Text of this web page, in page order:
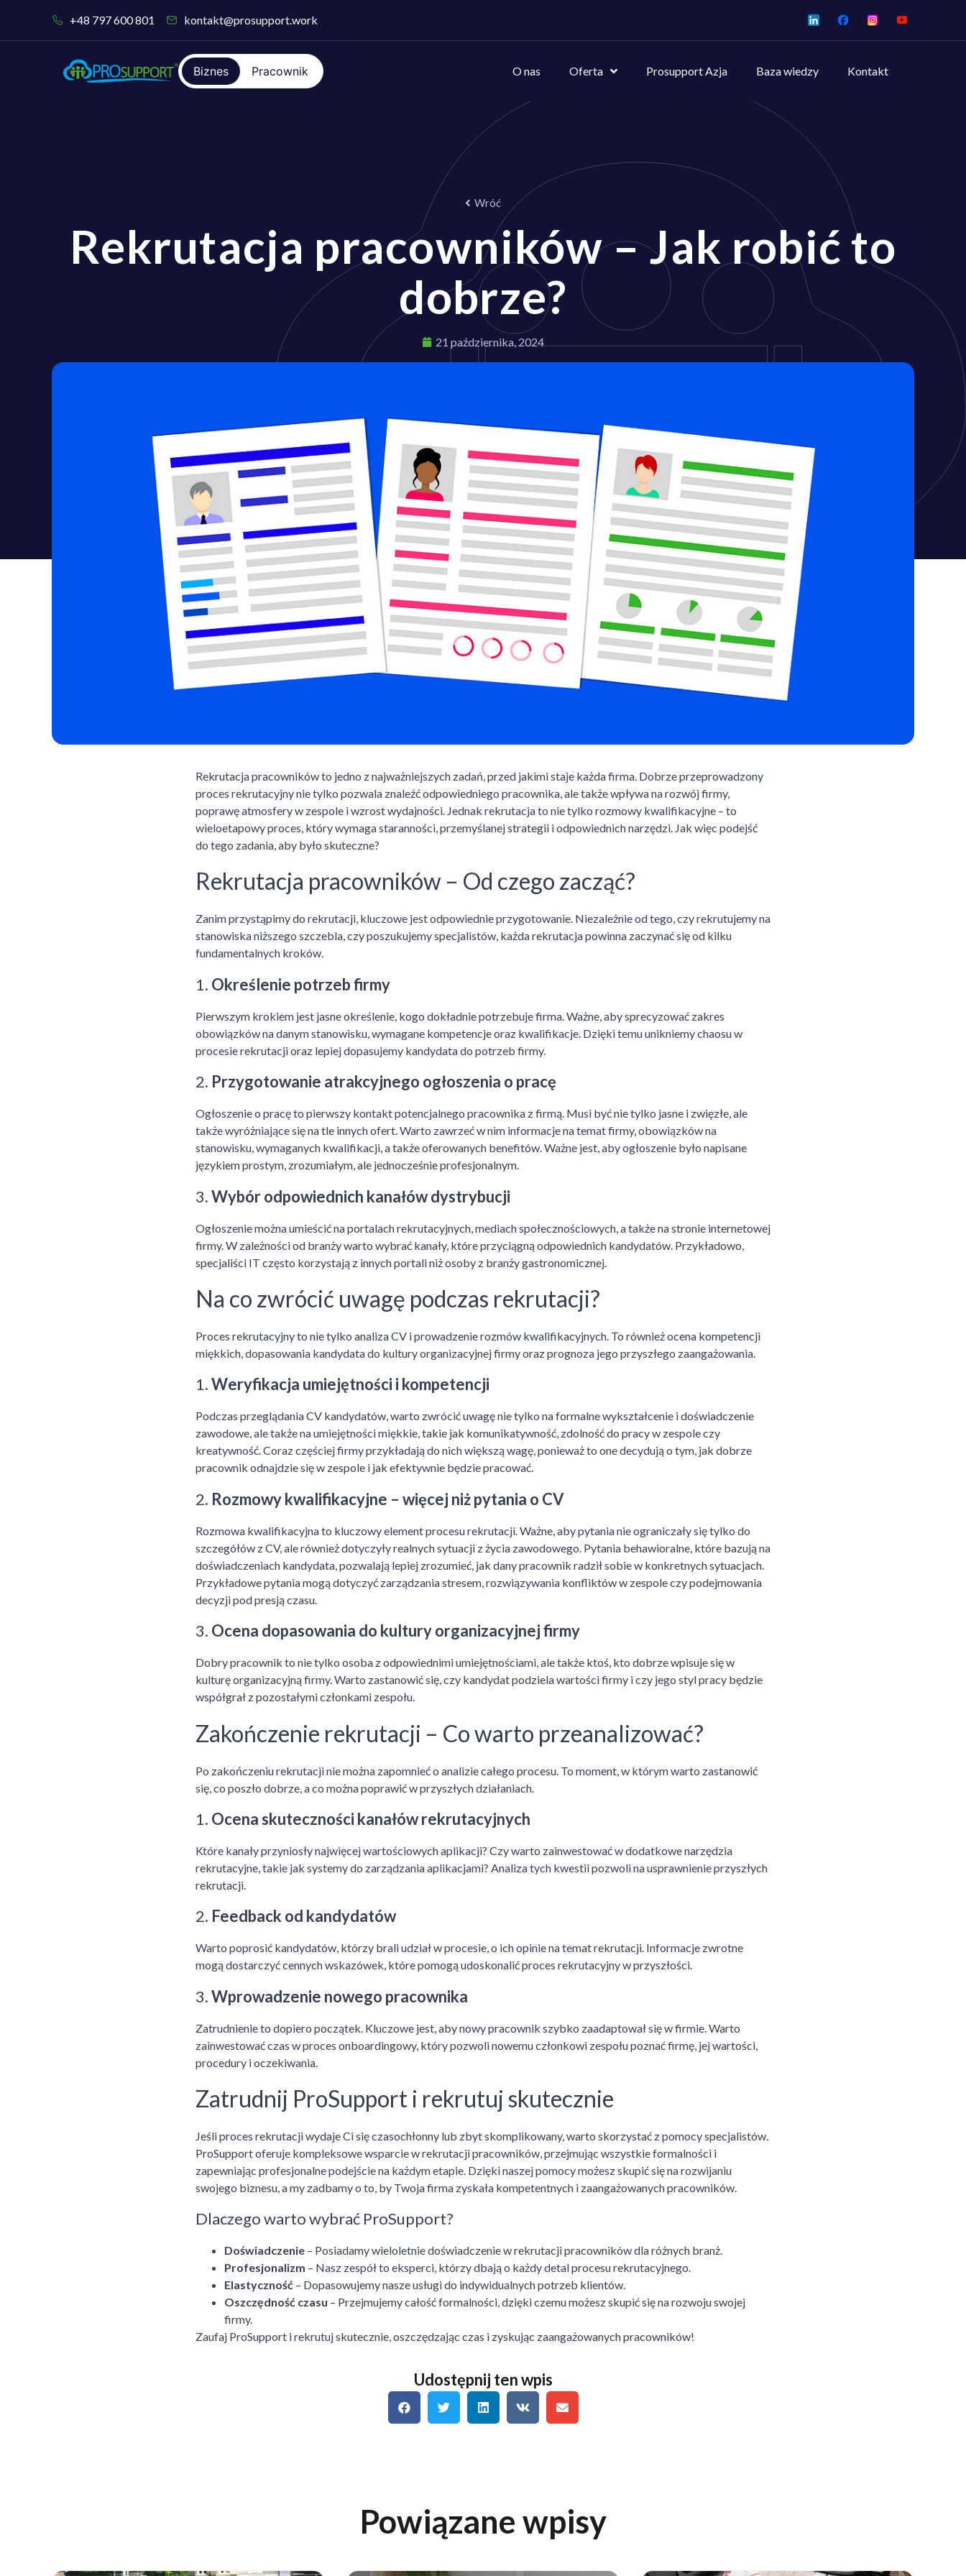
+48 797 600 801 kontakt@prosupport.work
Biznes Pracownik O nas Oferta Prosupport Azja Baza wiedzy Kontakt
Wróć
Rekrutacja pracowników – Jak robić to
dobrze?
21 października, 2024
Rekrutacja pracowników to jedno z najważniejszych zadań, przed jakimi staje każda firma. Dobrze przeprowadzony
proces rekrutacyjny nie tylko pozwala znaleźć odpowiedniego pracownika, ale także wpływa na rozwój firmy,
poprawę atmosfery w zespole i wzrost wydajności. Jednak rekrutacja to nie tylko rozmowy kwalifikacyjne – to
wieloetapowy proces, który wymaga staranności, przemyślanej strategii i odpowiednich narzędzi. Jak więc podejść
do tego zadania, aby było skuteczne?
Rekrutacja pracowników – Od czego zacząć?
Zanim przystąpimy do rekrutacji, kluczowe jest odpowiednie przygotowanie. Niezależnie od tego, czy rekrutujemy na
stanowiska niższego szczebla, czy poszukujemy specjalistów, każda rekrutacja powinna zaczynać się od kilku
fundamentalnych kroków.
1. Określenie potrzeb firmy
Pierwszym krokiem jest jasne określenie, kogo dokładnie potrzebuje firma. Ważne, aby sprecyzować zakres
obowiązków na danym stanowisku, wymagane kompetencje oraz kwalifikacje. Dzięki temu unikniemy chaosu w
procesie rekrutacji oraz lepiej dopasujemy kandydata do potrzeb firmy.
2. Przygotowanie atrakcyjnego ogłoszenia o pracę
Ogłoszenie o pracę to pierwszy kontakt potencjalnego pracownika z firmą. Musi być nie tylko jasne i zwięzłe, ale
także wyróżniające się na tle innych ofert. Warto zawrzeć w nim informacje na temat firmy, obowiązków na
stanowisku, wymaganych kwalifikacji, a także oferowanych benefitów. Ważne jest, aby ogłoszenie było napisane
językiem prostym, zrozumiałym, ale jednocześnie profesjonalnym.
3.Wybór odpowiednich kanałów dystrybucji
Ogłoszenie można umieścić na portalach rekrutacyjnych, mediach społecznościowych, a także na stronie internetowej
firmy. W zależności od branży warto wybrać kanały, które przyciągną odpowiednich kandydatów. Przykładowo,
specjaliści IT często korzystają z innych portali niż osoby z branży gastronomicznej.
Na co zwrócić uwagę podczas rekrutacji?
Proces rekrutacyjny to nie tylko analiza CV i prowadzenie rozmów kwalifikacyjnych. To również ocena kompetencji
miękkich, dopasowania kandydata do kultury organizacyjnej firmy oraz prognoza jego przyszłego zaangażowania.
1.Weryfikacja umiejętności i kompetencji
Podczas przeglądania CV kandydatów, warto zwrócić uwagę nie tylko na formalne wykształcenie i doświadczenie
zawodowe, ale także na umiejętności miękkie, takie jak komunikatywność, zdolność do pracy w zespole czy
kreatywność. Coraz częściej firmy przykładają do nich większą wagę, ponieważ to one decydują o tym, jak dobrze
pracownik odnajdzie się w zespole i jak efektywnie będzie pracować.
2. Rozmowy kwalifikacyjne – więcej niż pytania o CV
Rozmowa kwalifikacyjna to kluczowy element procesu rekrutacji. Ważne, aby pytania nie ograniczały się tylko do
szczegółów z CV, ale również dotyczyły realnych sytuacji z życia zawodowego. Pytania behawioralne, które bazują na
doświadczeniach kandydata, pozwalają lepiej zrozumieć, jak dany pracownik radził sobie w konkretnych sytuacjach.
Przykładowe pytania mogą dotyczyć zarządzania stresem, rozwiązywania konfliktów w zespole czy podejmowania
decyzji pod presją czasu.
3. Ocena dopasowania do kultury organizacyjnej firmy
Dobry pracownik to nie tylko osoba z odpowiednimi umiejętnościami, ale także ktoś, kto dobrze wpisuje się w
kulturę organizacyjną firmy. Warto zastanowić się, czy kandydat podziela wartości firmy i czy jego styl pracy będzie
współgrał z pozostałymi członkami zespołu.
Zakończenie rekrutacji – Co warto przeanalizować?
Po zakończeniu rekrutacji nie można zapomnieć o analizie całego procesu. To moment, w którym warto zastanowić
się, co poszło dobrze, a co można poprawić w przyszłych działaniach.
1. Ocena skuteczności kanałów rekrutacyjnych
Które kanały przyniosły najwięcej wartościowych aplikacji? Czy warto zainwestować w dodatkowe narzędzia
rekrutacyjne, takie jak systemy do zarządzania aplikacjami? Analiza tych kwestii pozwoli na usprawnienie przyszłych
rekrutacji.
2. Feedback od kandydatów
Warto poprosić kandydatów, którzy brali udział w procesie, o ich opinie na temat rekrutacji. Informacje zwrotne
mogą dostarczyć cennych wskazówek, które pomogą udoskonalić proces rekrutacyjny w przyszłości.
3.Wprowadzenie nowego pracownika
Zatrudnienie to dopiero początek. Kluczowe jest, aby nowy pracownik szybko zaadaptował się w firmie. Warto
zainwestować czas w proces onboardingowy, który pozwoli nowemu członkowi zespołu poznać firmę, jej wartości,
procedury i oczekiwania.
Zatrudnij ProSupport i rekrutuj skutecznie
Jeśli proces rekrutacji wydaje Ci się czasochłonny lub zbyt skomplikowany, warto skorzystać z pomocy specjalistów.
ProSupport oferuje kompleksowe wsparcie w rekrutacji pracowników, przejmując wszystkie formalności i
zapewniając profesjonalne podejście na każdym etapie. Dzięki naszej pomocy możesz skupić się na rozwijaniu
swojego biznesu, a my zadbamy o to, by Twoja firma zyskała kompetentnych i zaangażowanych pracowników.
Dlaczego warto wybrać ProSupport?
Doświadczenie – Posiadamy wieloletnie doświadczenie w rekrutacji pracowników dla różnych branż.
Profesjonalizm – Nasz zespół to eksperci, którzy dbają o każdy detal procesu rekrutacyjnego.
Elastyczność – Dopasowujemy nasze usługi do indywidualnych potrzeb klientów.
Oszczędność czasu – Przejmujemy całość formalności, dzięki czemu możesz skupić się na rozwoju swojej
firmy.
Zaufaj ProSupport i rekrutuj skutecznie, oszczędzając czas i zyskując zaangażowanych pracowników!
Udostępnij ten wpis
Powiązane wpisy